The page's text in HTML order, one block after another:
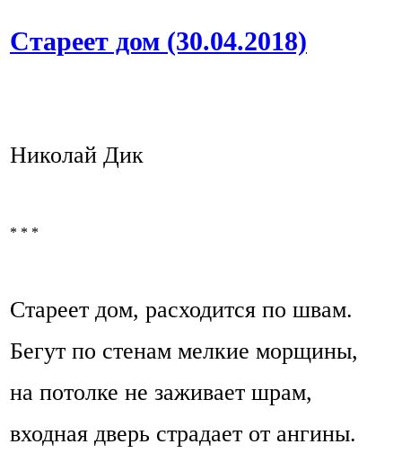
Стареет дом (30.04.2018)
Николай Дик
* * *
Стареет дом, расходится по швам.
Бегут по стенам мелкие морщины,
на потолке не заживает шрам,
входная дверь страдает от ангины.